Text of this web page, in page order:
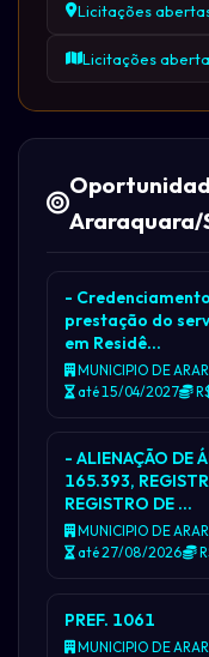
Licitações
Licitações
Araraquara/
-
prestação do
em Residê…
MUNICIPIO DE
até 15/04/2027
- ALIENAÇÃO DE
165.393,
REGISTRO DE …
MUNICIPIO DE
até 27/08/2026
PREF. 1061
MUNICIPIO DE